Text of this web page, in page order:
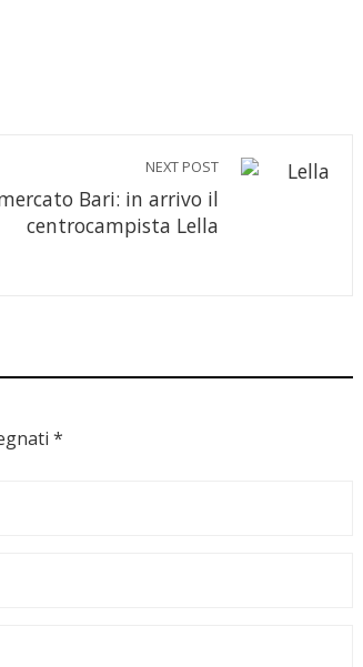
NEXT POST
Bari: in arrivo il
centrocampista Lella
*